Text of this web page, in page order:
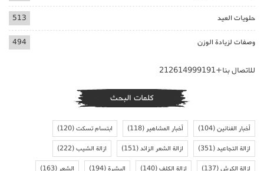
حلويات العيد 513
وصفات لزيادة الوزن 494
للاتصال بنا+212614999191
كلمات البحث
أخبار الفنانين(104) أخبار المشاهير(118) ابتسام تسكت(120)
ازالة التجاعيد(351) ازالة الشعر الزائد(151) ازالة الشيب(222)
ازالة الكرش(137) ازالة الكلف(140) البشرة(194) الشعر(163)